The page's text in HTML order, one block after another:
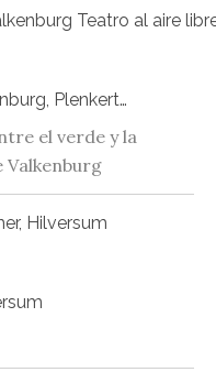
Teatro al aire
Openluchttheater Valkenburg, Plenkertstraat 51A, Valkenburg LB
el verde y la
Valkenburg
Hilversum